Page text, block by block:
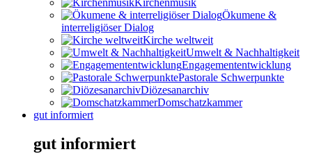
Ökumene &
interreligiöser Dialog
Kirche weltweit
Umwelt & Nachhaltigkeit
Engagemententwicklung
Pastorale Schwerpunkte
Diözesanarchiv
Domschatzkammer
gut informiert
gut informiert